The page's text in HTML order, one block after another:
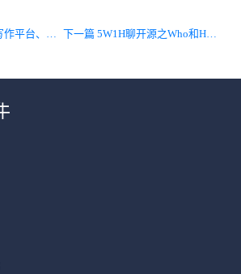
上一篇 禅道在infoQ写作平台、开源中国博客双双获奖！ 下一篇 5W1H聊开源之Who和How——谁、如何参与开源？